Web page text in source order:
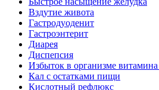
Вздутие живота
Гастродуоденит
Гастроэнтерит
Диарея
Диспепсия
Избыток в организме
Кал с остатками пищи
Кислотный рефлюкс